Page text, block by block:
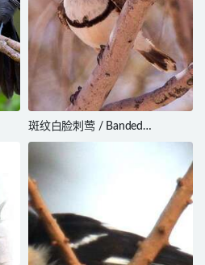
斑纹白脸刺莺 / Banded
Whiteface / Aphelocephala
nigricincta